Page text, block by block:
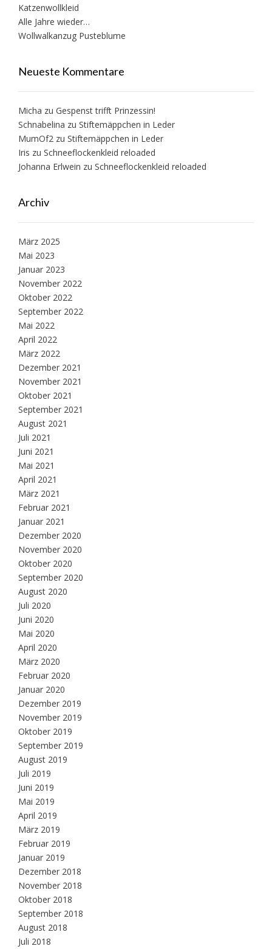
Katzenwollkleid
Alle Jahre wieder…
Wollwalkanzug Pusteblume
Neueste Kommentare
Micha zu Gespenst trifft Prinzessin!
Schnabelina zu Stiftemäppchen in Leder
MumOf2 zu Stiftemäppchen in Leder
Iris zu Schneeflockenkleid reloaded
Johanna Erlwein zu Schneeflockenkleid reloaded
Archiv
März 2025
Mai 2023
Januar 2023
November 2022
Oktober 2022
September 2022
Mai 2022
April 2022
März 2022
Dezember 2021
November 2021
Oktober 2021
September 2021
August 2021
Juli 2021
Juni 2021
Mai 2021
April 2021
März 2021
Februar 2021
Januar 2021
Dezember 2020
November 2020
Oktober 2020
September 2020
August 2020
Juli 2020
Juni 2020
Mai 2020
April 2020
März 2020
Februar 2020
Januar 2020
Dezember 2019
November 2019
Oktober 2019
September 2019
August 2019
Juli 2019
Juni 2019
Mai 2019
April 2019
März 2019
Februar 2019
Januar 2019
Dezember 2018
November 2018
Oktober 2018
September 2018
August 2018
Juli 2018